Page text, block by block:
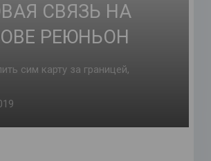
СВЯЗЬ НА
РЕЮНЬОН
сим карту за границей,